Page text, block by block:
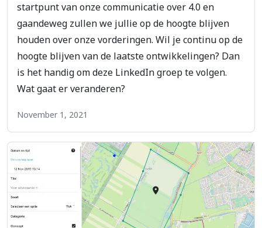
startpunt van onze communicatie over 4.0 en
gaandeweg zullen we jullie op de hoogte blijven
houden over onze vorderingen. Wil je continu op de
hoogte blijven van de laatste ontwikkelingen? Dan
is het handig om deze LinkedIn groep te volgen.
Wat gaat er veranderen?
November 1, 2021